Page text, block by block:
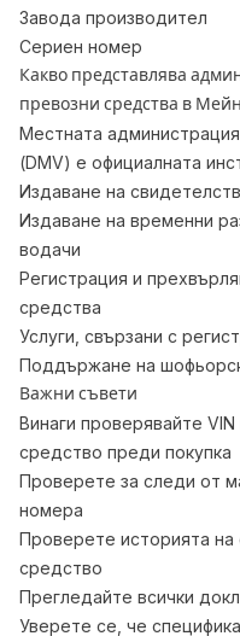
Завода производител
Сериен номер
Какво представлява
превозни средства в
Местната
(DMV) е официалната
Издаване на
Издаване на временни
водачи
Регистрация и
средства
Услуги, свързани с
Поддържане на
Важни съвети
Винаги проверявайте
средство преди покупка
Проверете за следи от
номера
Проверете историята на
средство
Прегледайте всички
Уверете се, че